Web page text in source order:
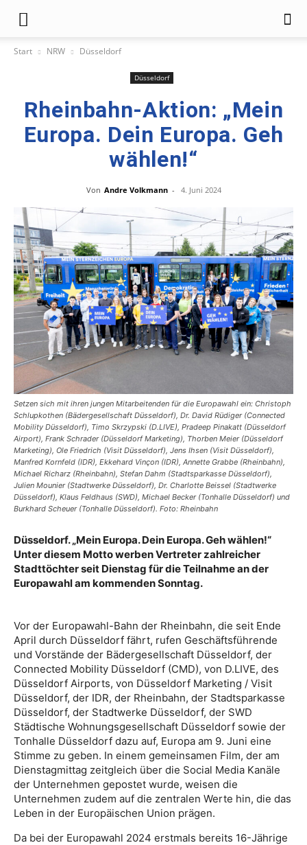
Start NRW Düsseldorf
Düsseldorf
Rheinbahn-Aktion: „Mein
Europa. Dein Europa. Geh
wählen!“
Von Andre Volkmann - 4. Juni 2024
Setzen sich mit ihren jungen Mitarbeitenden für die Europawahl ein: Christoph
Schlupkothen (Bädergesellschaft Düsseldorf), Dr. David Rüdiger (Connected
Mobility Düsseldorf), Timo Skrzypski (D.LIVE), Pradeep Pinakatt (Düsseldorf
Airport), Frank Schrader (Düsseldorf Marketing), Thorben Meier (Düsseldorf
Marketing), Ole Friedrich (Visit Düsseldorf), Jens Ihsen (Visit Düsseldorf),
Manfred Kornfeld (IDR), Ekkehard Vinçon (IDR), Annette Grabbe (Rheinbahn),
Michael Richarz (Rheinbahn), Stefan Dahm (Stadtsparkasse Düsseldorf),
Julien Mounier (Stadtwerke Düsseldorf), Dr. Charlotte Beissel (Stadtwerke
Düsseldorf), Klaus Feldhaus (SWD), Michael Becker (Tonhalle Düsseldorf) und
Burkhard Scheuer (Tonhalle Düsseldorf). Foto: Rheinbahn
Düsseldorf. „Mein Europa. Dein Europa. Geh wählen!“
Unter diesem Motto werben Vertreter zahlreicher
Stadttöchter seit Dienstag für die Teilnahme an der
Europawahl am kommenden Sonntag.
Vor der Europawahl-Bahn der Rheinbahn, die seit Ende
April durch Düsseldorf fährt, rufen Geschäftsführende
und Vorstände der Bädergesellschaft Düsseldorf, der
Connected Mobility Düsseldorf (CMD), von D.LIVE, des
Düsseldorf Airports, von Düsseldorf Marketing / Visit
Düsseldorf, der IDR, der Rheinbahn, der Stadtsparkasse
Düsseldorf, der Stadtwerke Düsseldorf, der SWD
Städtische Wohnungsgesellschaft Düsseldorf sowie der
Tonhalle Düsseldorf dazu auf, Europa am 9. Juni eine
Stimme zu geben. In einem gemeinsamen Film, der am
Dienstagmittag zeitgleich über die Social Media Kanäle
der Unternehmen gepostet wurde, weisen die
Unternehmen zudem auf die zentralen Werte hin, die das
Leben in der Europäischen Union prägen.
Da bei der Europawahl 2024 erstmals bereits 16-Jährige